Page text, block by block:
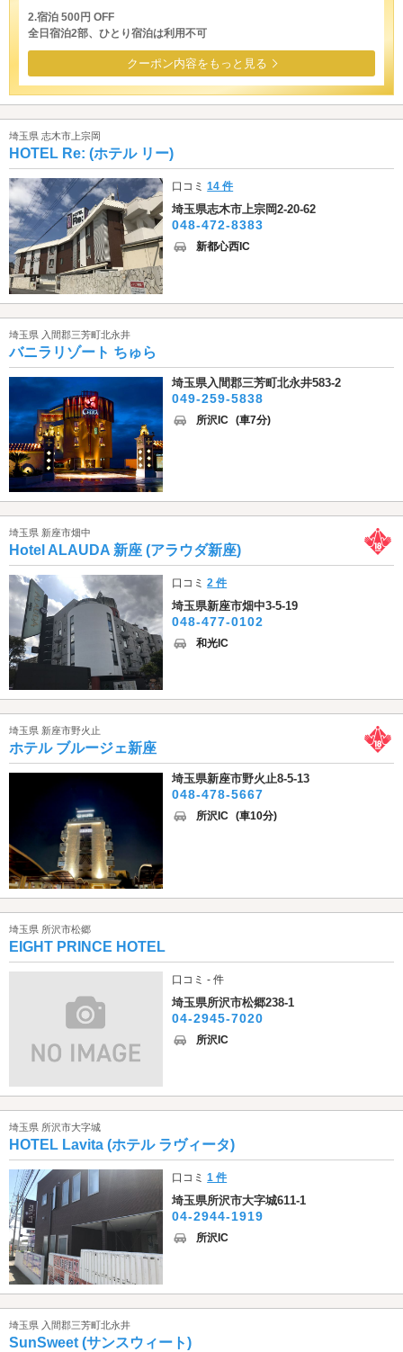
2.宿泊 500円 OFF
全日宿泊2部、ひとり宿泊は利用不可
クーポン内容をもっと見る
埼玉県 志木市上宗岡
HOTEL Re: (ホテル リー)
口コミ14 件
埼玉県志木市上宗岡2-20-62
048-472-8383
新都心西IC
埼玉県 入間郡三芳町北永井
バニラリゾート ちゅら
埼玉県入間郡三芳町北永井583-2
049-259-5838
所沢IC (車7分)
埼玉県 新座市畑中
Hotel ALAUDA 新座 (アラウダ新座)
口コミ2 件
埼玉県新座市畑中3-5-19
048-477-0102
和光IC
埼玉県 新座市野火止
ホテル ブルージェ新座
埼玉県新座市野火止8-5-13
048-478-5667
所沢IC (車10分)
埼玉県 所沢市松郷
EIGHT PRINCE HOTEL
口コミ - 件
埼玉県所沢市松郷238-1
04-2945-7020
所沢IC
埼玉県 所沢市大字城
HOTEL Lavita (ホテル ラヴィータ)
口コミ1 件
埼玉県所沢市大字城611-1
04-2944-1919
所沢IC
埼玉県 入間郡三芳町北永井
SunSweet (サンスウィート)